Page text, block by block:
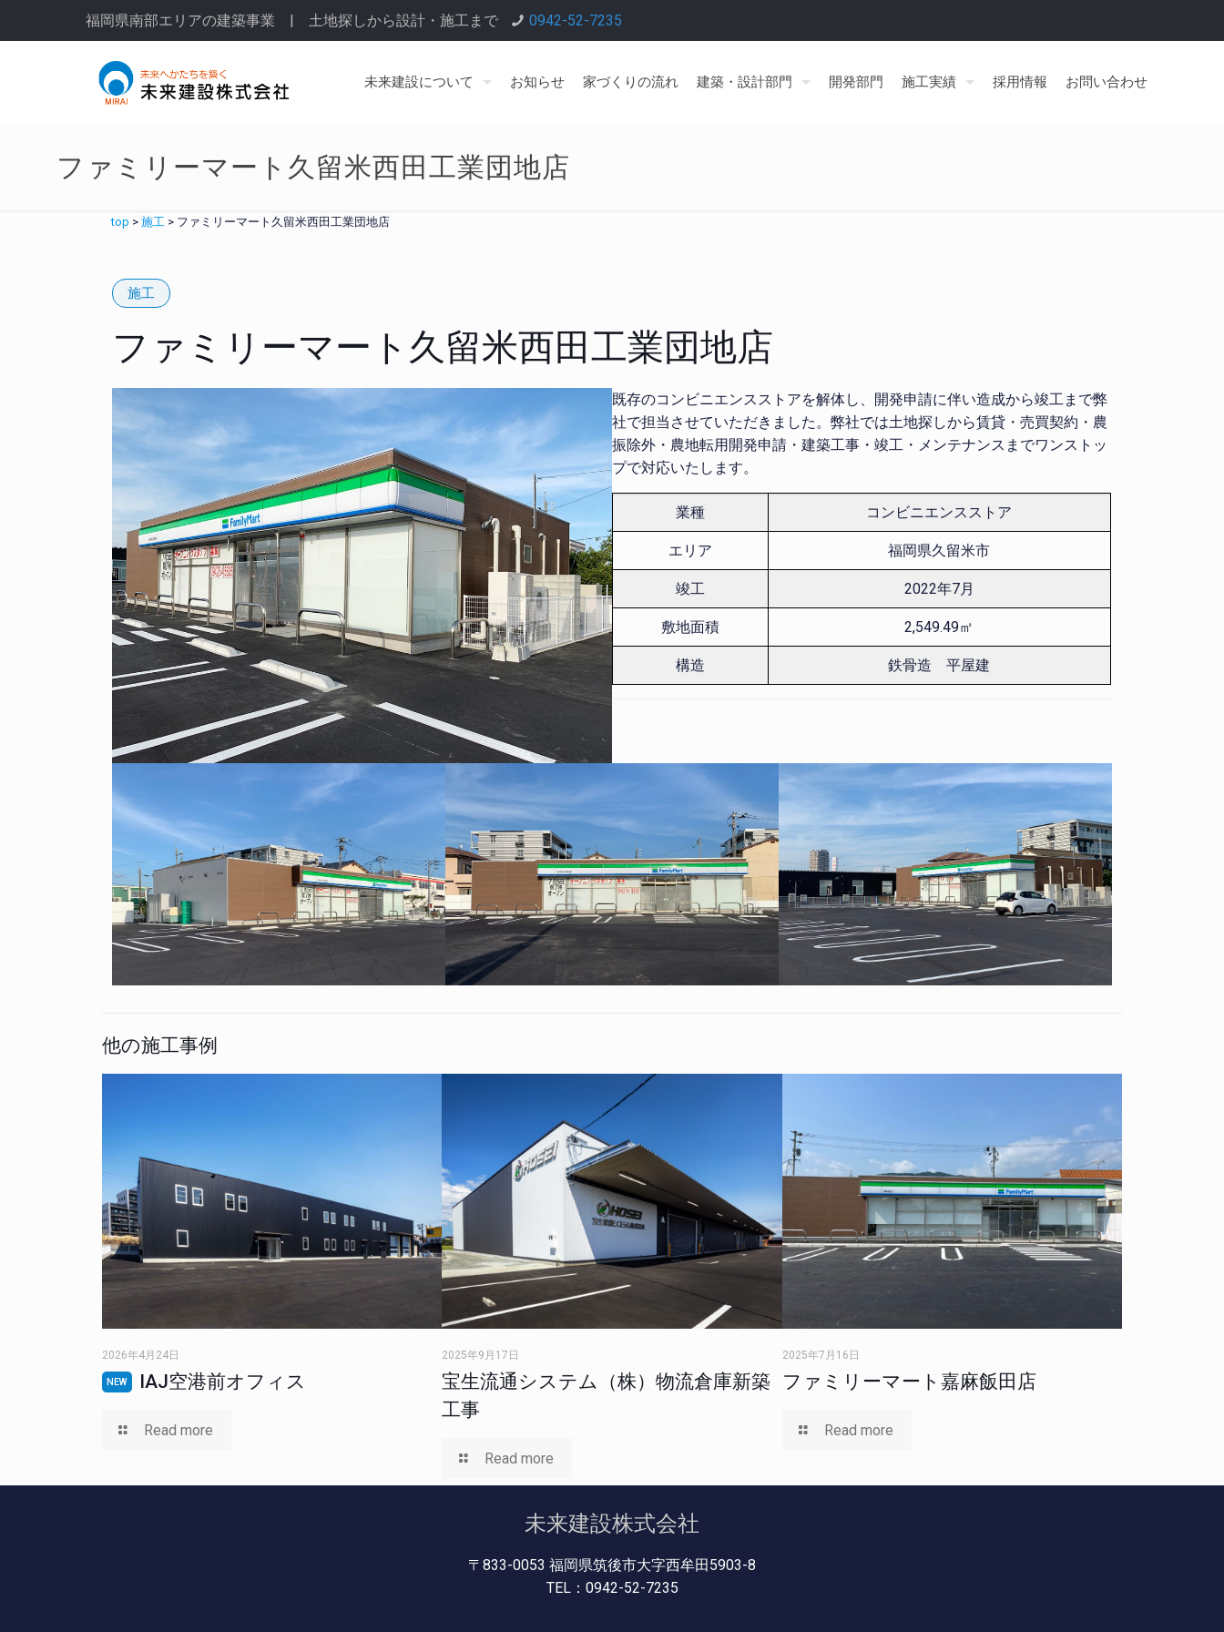
福岡県南部エリアの建築事業 | 土地探しから設計・施工まで 0942-52-7235
未来建設について お知らせ 家づくりの流れ 建築・設計部門 開発部門 施工実績 採用情報 お問い合わせ
ファミリーマート久留米西田工業団地店
top > 施工 > ファミリーマート久留米西田工業団地店
施工
ファミリーマート久留米西田工業団地店
既存のコンビニエンスストアを解体し、開発申請に伴い造成から竣工まで弊
社で担当させていただきました。弊社では土地探しから賃貸・売買契約・農
振除外・農地転用開発申請・建築工事・竣工・メンテナンスまでワンストッ
プで対応いたします。
業種 コンビニエンスストア
エリア 福岡県久留米市
竣工 2022年7月
敷地面積 2,549.49㎡
構造 鉄骨造 平屋建
他の施工事例
2026年4月24日
NEW IAJ空港前オフィス
Read more
2025年9月17日
宝生流通システム（株）物流倉庫新築
工事
Read more
2025年7月16日
ファミリーマート嘉麻飯田店
Read more
未来建設株式会社
〒833-0053 福岡県筑後市大字西牟田5903-8
TEL：0942-52-7235